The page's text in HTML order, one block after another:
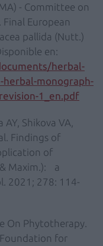
- Committee on
European
pallida (Nutt.)
en:
herbal-
monograph-
1_en.pdf
Shikova VA,
Findings of
of
Maxim.): a
2021; 278: 114-
On Phytotherapy.
Foundation for